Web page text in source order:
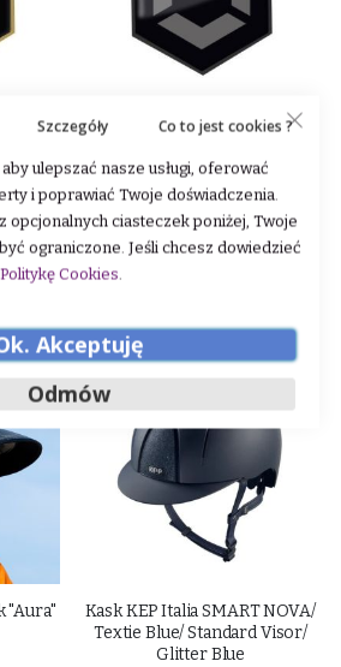
do
Wstawka magnetyczna do
kasku FlexOn kolekcja "Plain"
TrexOn
Rating:
0%
80,00 zł
"Aura"
Kask KEP Italia SMART NOVA/
Textie Blue/ Standard Visor/
Glitter Blue
Szczegóły Co to jest cookies ?
ulepszać nasze usługi, oferować
i poprawiać Twoje doświadczenia.
opcjonalnych ciasteczek poniżej, Twoje
ograniczone. Jeśli chcesz dowiedzieć
Politykę Cookies.
Akceptuję
Odmów